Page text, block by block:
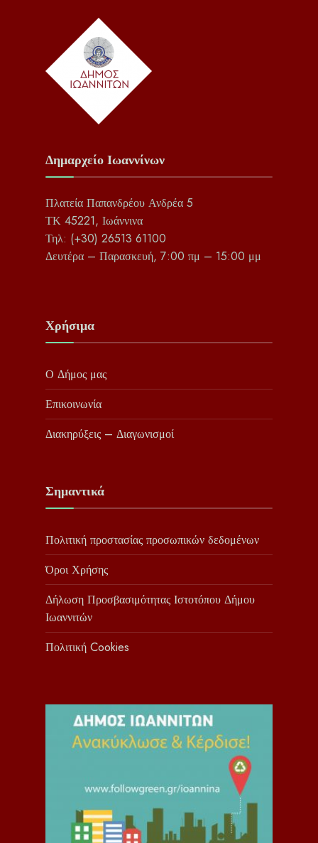
Δημαρχείο Ιωαννίνων
Πλατεία Παπανδρέου Ανδρέα 5
ΤΚ 45221, Ιωάννινα
Τηλ: (+30) 26513 61100
Δευτέρα – Παρασκευή, 7:00 πμ – 15:00 μμ
Χρήσιμα
Ο Δήμος μας
Επικοινωνία
Διακηρύξεις – Διαγωνισμοί
Σημαντικά
Πολιτική προστασίας προσωπικών δεδομένων
Όροι Χρήσης
Δήλωση Προσβασιμότητας Ιστοτόπου Δήμου
Ιωαννιτών
Πολιτική Cookies